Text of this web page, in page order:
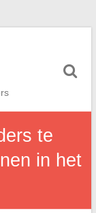
te
in het